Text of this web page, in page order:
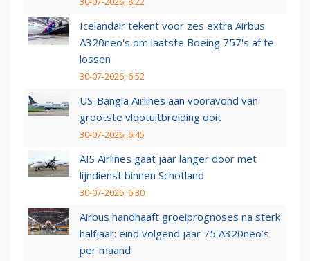
Icelandair tekent voor zes extra Airbus
A320neo's om laatste Boeing 757's af te
lossen
30-07-2026, 6:52
US-Bangla Airlines aan vooravond van
grootste vlootuitbreiding ooit
30-07-2026, 6:45
AIS Airlines gaat jaar langer door met
lijndienst binnen Schotland
30-07-2026, 6:30
Airbus handhaaft groeiprognoses na sterk
halfjaar: eind volgend jaar 75 A320neo’s
per maand